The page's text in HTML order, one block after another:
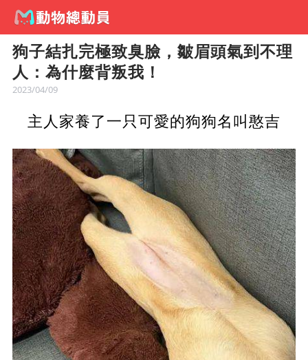
狗子結扎完極致臭臉，皺眉頭氣到不理
人：為什麼背叛我！
2023/04/09
主人家養了一只可愛的狗狗名叫憨吉